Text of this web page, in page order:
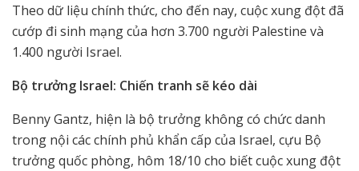
Theo dữ liệu chính thức, cho đến nay, cuộc xung đột đã
cướp đi sinh mạng của hơn 3.700 người Palestine và
1.400 người Israel.
Bộ trưởng Israel: Chiến tranh sẽ kéo dài
Benny Gantz, hiện là bộ trưởng không có chức danh
trong nội các chính phủ khẩn cấp của Israel, cựu Bộ
trưởng quốc phòng, hôm 18/10 cho biết cuộc xung đột